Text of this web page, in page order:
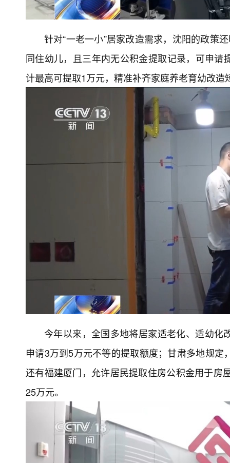
针对“一老一小”居家改造需求，沈阳的政策
同住幼儿，且三年内无公积金提取记录，可申
计最高可提取1万元，精准补齐家庭养老育幼改造
今年以来，全国多地将居家适老化、适幼
申请3万到5万元不等的提取额度；甘肃多地规
还有福建厦门，允许居民提取住房公积金用于房
25万元。